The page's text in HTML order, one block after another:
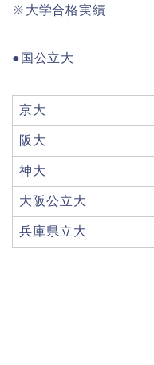
※大学合格実績
●国公立大
京大
阪大
神大
大阪公立大
兵庫県立大